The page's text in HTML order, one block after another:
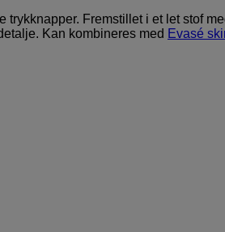
Fremstillet i et let stof
Kan kombineres med Evasé